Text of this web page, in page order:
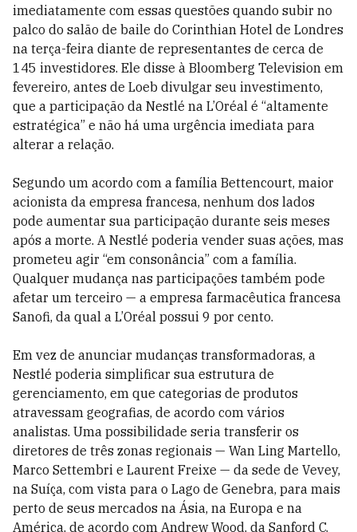
imediatamente com essas questões quando subir no
palco do salão de baile do Corinthian Hotel de Londres
na terça-feira diante de representantes de cerca de
145 investidores. Ele disse à Bloomberg Television em
fevereiro, antes de Loeb divulgar seu investimento,
que a participação da Nestlé na L’Oréal é “altamente
estratégica” e não há uma urgência imediata para
alterar a relação.
Segundo um acordo com a família Bettencourt, maior
acionista da empresa francesa, nenhum dos lados
pode aumentar sua participação durante seis meses
após a morte. A Nestlé poderia vender suas ações, mas
prometeu agir “em consonância” com a família.
Qualquer mudança nas participações também pode
afetar um terceiro — a empresa farmacêutica francesa
Sanofi, da qual a L’Oréal possui 9 por cento.
Em vez de anunciar mudanças transformadoras, a
Nestlé poderia simplificar sua estrutura de
gerenciamento, em que categorias de produtos
atravessam geografias, de acordo com vários
analistas. Uma possibilidade seria transferir os
diretores de três zonas regionais — Wan Ling Martello,
Marco Settembri e Laurent Freixe — da sede de Vevey,
na Suíça, com vista para o Lago de Genebra, para mais
perto de seus mercados na Ásia, na Europa e na
América, de acordo com Andrew Wood, da Sanford C.